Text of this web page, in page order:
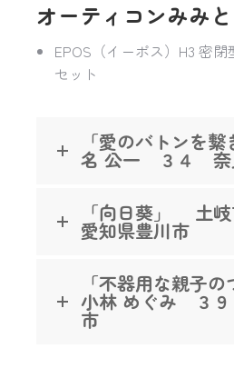
オーティコンみみ
EPOS（イーポス）H3 密
セット
「愛のバトンを
名 公一 ３４ 奈
「向日葵」 土
愛知県豊川市
「不器用な親子
小林 めぐみ ３
市